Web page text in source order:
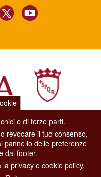
Turismo e Moda.
e di terze parti.
revocare il tuo consenso,
pannello delle preferenze
dal footer.
privacy e cookie policy.